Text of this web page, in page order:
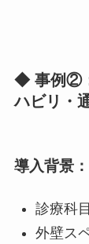
◆ 事例②
ハビリ・
導入背景：
診療科
外壁ス